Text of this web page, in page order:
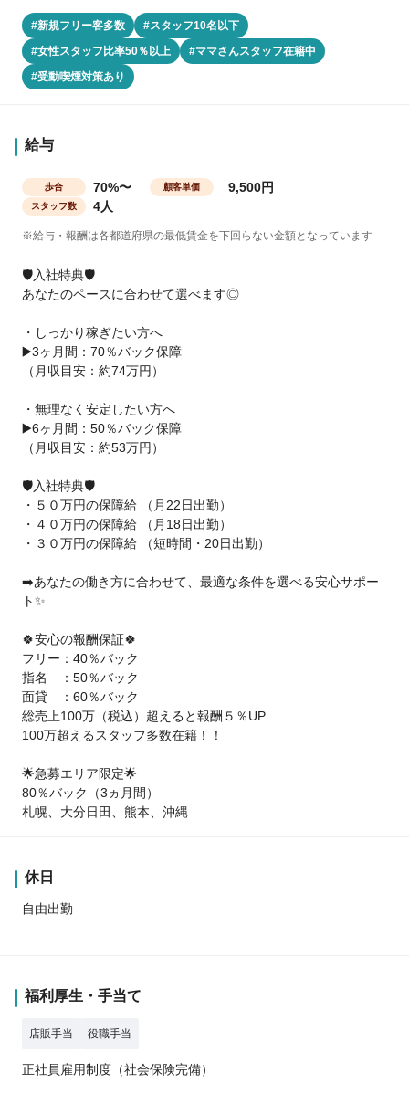
#新規フリー客多数
#スタッフ10名以下
#女性スタッフ比率50％以上
#ママさんスタッフ在籍中
#受動喫煙対策あり
給与
歩合 70%〜 顧客単価 9,500円
スタッフ数 4人
※給与・報酬は各都道府県の最低賃金を下回らない金額となっています
🛡️入社特典🛡️
あなたのペースに合わせて選べます◎
・しっかり稼ぎたい方へ
▶️3ヶ月間：70％バック保障
（月収目安：約74万円）
・無理なく安定したい方へ
▶️6ヶ月間：50％バック保障
（月収目安：約53万円）
🛡️入社特典🛡️
・５０万円の保障給 （月22日出勤）
・４０万円の保障給 （月18日出勤）
・３０万円の保障給 （短時間・20日出勤）
➡️あなたの働き方に合わせて、最適な条件を選べる安心サポー
ト✨
🍀安心の報酬保証🍀
フリー：40％バック
指名 ：50％バック
面貸 ：60％バック
総売上100万（税込）超えると報酬５％UP
100万超えるスタッフ多数在籍！！
🌟急募エリア限定🌟
80％バック（3ヵ月間）
札幌、大分日田、熊本、沖縄
休日
自由出勤
福利厚生・手当て
店販手当 役職手当
正社員雇用制度（社会保険完備）